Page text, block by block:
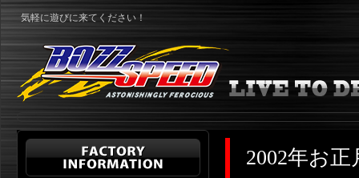
気軽に遊びに来てください！
2002年お正